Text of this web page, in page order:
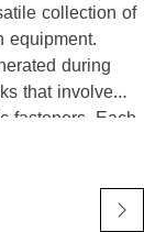
collection of
equipment.
during
that involve
fasteners. Each
reducing